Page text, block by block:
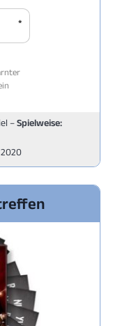
*
–Spielweise:
2020